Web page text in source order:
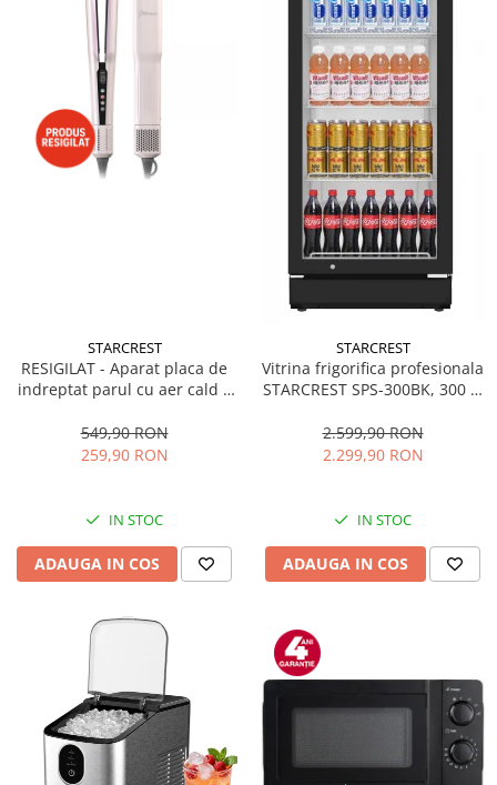
STARCREST
RESIGILAT - Aparat placa de
indreptat parul cu aer cald 2
1300 W, Uscare si indreptare,
Afisaj LCD, Tehnologie cu ioni
549,90 RON
259,90 RON
IN STOC
ADAUGA IN COS
STARCREST
Vitrina frigorifica profesionala
STARCREST SPS-300BK, 300 L,
LED, H 169.5 cm, Negru
2.599,90 RON
2.299,90 RON
IN STOC
ADAUGA IN COS